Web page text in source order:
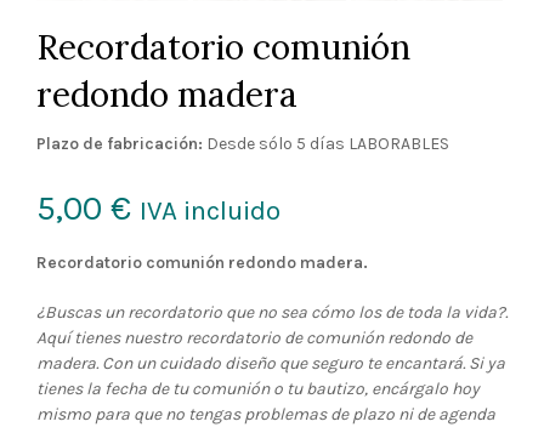
Recordatorio comunión
redondo madera
Plazo de fabricación: Desde sólo 5 días LABORABLES
5,00 € IVA incluido
Recordatorio comunión redondo madera.
¿Buscas un recordatorio que no sea cómo los de toda la vida?.
Aquí tienes nuestro recordatorio de comunión redondo de
madera. Con un cuidado diseño que seguro te encantará. Si ya
tienes la fecha de tu comunión o tu bautizo, encárgalo hoy
mismo para que no tengas problemas de plazo ni de agenda